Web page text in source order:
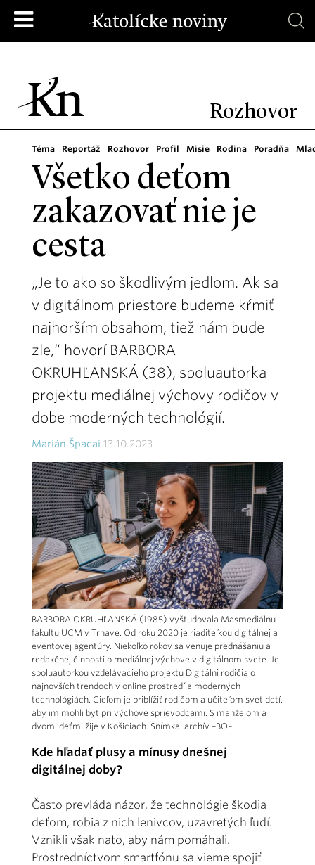
Rozhovor
Téma Reportáž Rozhovor Profil Misie Rodina Poradňa
Všetko deťom
zakazovať nie je
cesta
„Je to ako so škodlivým jedlom. Ak sa
v digitálnom priestore budeme kŕmiť
najhorším obsahom, tiež nám bude
zle,“ hovorí BARBORA
OKRUHĽANSKÁ (38), spoluautorka
projektu mediálnej výchovy rodičov v
dobe moderných technológií.
Marián Špacai 13.10.2023
BARBORA OKRUHĽANSKÁ (1985) vyštudovala Masmediálnu
fakultu UCM v Trnave. Od roku 2020 je riaditeľkou digitálnej a
eventovej agentúry. Niekoľko rokov sa venuje prednášaniu a
redakčnej činnosti o mediálnej výchove v digitálnom svete. Je
spoluautorkou vzdelávacieho projektu Digitálni rodičia o
najnovších trendoch v online prostredí a moderných
technológiách. Cieľom je priblížiť rodičom a učiteľom svet detí,
aby im mohli byť pri výchove sprievodcami. S manželom a
dvomi deťmi žije v Košiciach. Snímka: archív –BO–
Kde hľadať plusy a mínusy dnešnej
digitálnej doby?
Často prevláda názor, že technológie škodia
deťom, robia z nich lenivcov, uzavretých ľudí.
Vznikli však nato, aby nám pomáhali.
Prostredníctvom smartfónu sa vieme spojiť